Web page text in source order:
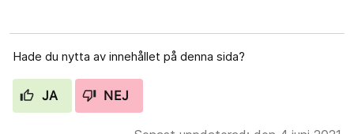
Hade du nytta av innehållet på denna sida?
JA NEJ